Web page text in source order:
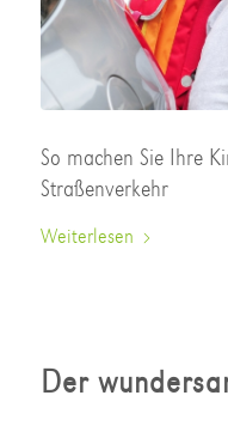
So machen Sie Ihre
Straßenverkehr
Weiterlesen
Der